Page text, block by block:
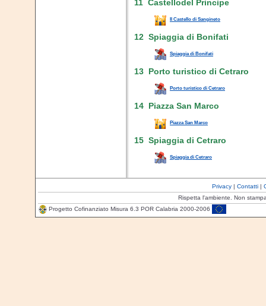
11 Castellodel Principe
Il Castello di Sangineto
12 Spiaggia di Bonifati
Spiaggia di Bonifati
13 Porto turistico di Cetraro
Porto turistico di Cetraro
14 Piazza San Marco
Piazza San Marco
15 Spiaggia di Cetraro
Spiaggia di Cetraro
Privacy| Contatti|
Rispetta l'ambiente. Non
Progetto Cofinanziato Misura 6.3 POR Calabria 2000-2006